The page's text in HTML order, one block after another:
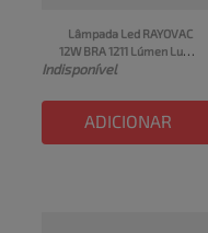
Lâmpada Led RAYOVAC
12W BRA 1211 Lúmen Luz
Branca Caixa 1un
Indisponível
ADICIONAR